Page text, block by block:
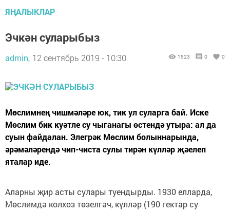
ЯҢАЛЫКЛАР
Эчкән суларыбыз
admin, 12 сентябрь 2019 - 10:30 1523 0 0
Мөслимнең чишмәләре юк, тик ул суларга бай. Иске
Мөслим бик куәтле су чыганагы өстендә утыра: ал да
суын файдалан. Элегрәк Мөслим болыннарында,
әрәмәләрендә чип-чиста сулы тирән күлләр җәелеп
яталар иде.
Аларны җир асты сулары туендырды. 1930 елларда,
Мөслимдә колхоз төзелгәч, күлләр (190 гектар су